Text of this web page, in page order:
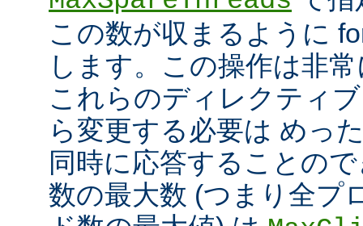
この数が収まるように
します。この操作は非
これらのディレクティ
ら変更する必要は めっ
同時に応答することの
数の最大数 (つまり全プ